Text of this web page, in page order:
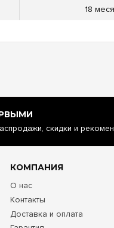
18
скидки и
КОМПАНИЯ
О нас
Контакты
Доставка и оплата